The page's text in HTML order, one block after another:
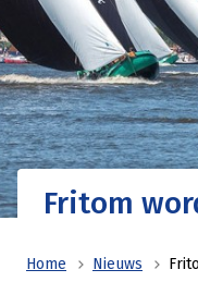
Fritom
Home Nieuws